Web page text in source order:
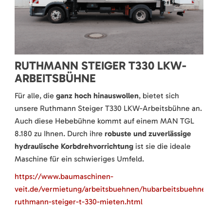
RUTHMANN STEIGER T330 LKW-
ARBEITSBÜHNE
Für alle, die ganz hoch hinauswollen, bietet sich
unsere Ruthmann Steiger T330 LKW-Arbeitsbühne an.
Auch diese Hebebühne kommt auf einem MAN TGL
8.180 zu Ihnen. Durch ihre robuste und zuverlässige
hydraulische Korbdrehvorrichtung ist sie die ideale
Maschine für ein schwieriges Umfeld.
https://www.baumaschinen-
veit.de/vermietung/arbeitsbuehnen/hubarbeitsbuehnen/
ruthmann-steiger-t-330-mieten.html